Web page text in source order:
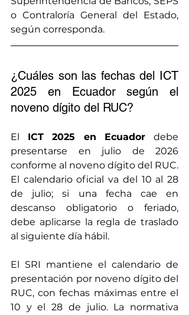
o Contraloría General del Estado,
según corresponda.
¿Cuáles son las fechas del ICT
2025 en Ecuador según el
noveno dígito del RUC?
El ICT 2025 en Ecuador debe
presentarse en julio de 2026
conforme al noveno dígito del RUC.
El calendario oficial va del 10 al 28
de julio; si una fecha cae en
descanso obligatorio o feriado,
debe aplicarse la regla de traslado
al siguiente día hábil.
El SRI mantiene el calendario de
presentación por noveno dígito del
RUC, con fechas máximas entre el
10 y el 28 de julio. La normativa